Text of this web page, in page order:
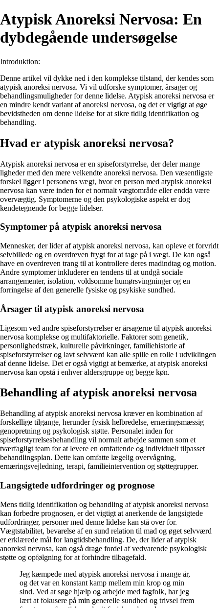
Atypisk Anoreksi Nervosa: En
dybdegående undersøgelse
Introduktion:
Denne artikel vil dykke ned i den komplekse tilstand, der kendes som
atypisk anoreksi nervosa. Vi vil udforske symptomer, årsager og
behandlingsmuligheder for denne lidelse. Atypisk anoreksi nervosa er
en mindre kendt variant af anoreksi nervosa, og det er vigtigt at øge
bevidstheden om denne lidelse for at sikre tidlig identifikation og
behandling.
Hvad er atypisk anoreksi nervosa?
Atypisk anoreksi nervosa er en spiseforstyrrelse, der deler mange
ligheder med den mere velkendte anoreksi nervosa. Den væsentligste
forskel ligger i personens vægt, hvor en person med atypisk anoreksi
nervosa kan være inden for et normalt vægtområde eller endda være
overvægtig. Symptomerne og den psykologiske aspekt er dog
kendetegnende for begge lidelser.
Symptomer på atypisk anoreksi nervosa
Mennesker, der lider af atypisk anoreksi nervosa, kan opleve et forvridt
selvbillede og en overdreven frygt for at tage på i vægt. De kan også
have en overdreven trang til at kontrollere deres madindtag og motion.
Andre symptomer inkluderer en tendens til at undgå sociale
arrangementer, isolation, voldsomme humørsvingninger og en
forringelse af den generelle fysiske og psykiske sundhed.
Årsager til atypisk anoreksi nervosa
Ligesom ved andre spiseforstyrrelser er årsagerne til atypisk anoreksi
nervosa komplekse og multifaktorielle. Faktorer som genetik,
personlighedstræk, kulturelle påvirkninger, familiehistorie af
spiseforstyrrelser og lavt selvværd kan alle spille en rolle i udviklingen
af denne lidelse. Det er også vigtigt at bemærke, at atypisk anoreksi
nervosa kan opstå i enhver aldersgruppe og begge køn.
Behandling af atypisk anoreksi nervosa
Behandling af atypisk anoreksi nervosa kræver en kombination af
forskellige tilgange, herunder fysisk helbredelse, ernæringsmæssig
genopretning og psykologisk støtte. Personalet inden for
spiseforstyrrelsesbehandling vil normalt arbejde sammen som et
tværfagligt team for at levere en omfattende og individuelt tilpasset
behandlingsplan. Dette kan omfatte lægelig overvågning,
ernæringsvejledning, terapi, familieintervention og støttegrupper.
Langsigtede udfordringer og prognose
Mens tidlig identifikation og behandling af atypisk anoreksi nervosa
kan forbedre prognosen, er det vigtigt at anerkende de langsigtede
udfordringer, personer med denne lidelse kan stå over for.
Vægtstabilitet, bevarelse af en sund relation til mad og øget selvværd
er erklærede mål for langtidsbehandling. De, der lider af atypisk
anoreksi nervosa, kan også drage fordel af vedvarende psykologisk
støtte og opfølgning for at forhindre tilbagefald.
Jeg kæmpede med atypisk anoreksi nervosa i mange år,
og det var en konstant kamp mellem min krop og min
sind. Ved at søge hjælp og arbejde med fagfolk, har jeg
lært at fokusere på min generelle sundhed og trivsel frem